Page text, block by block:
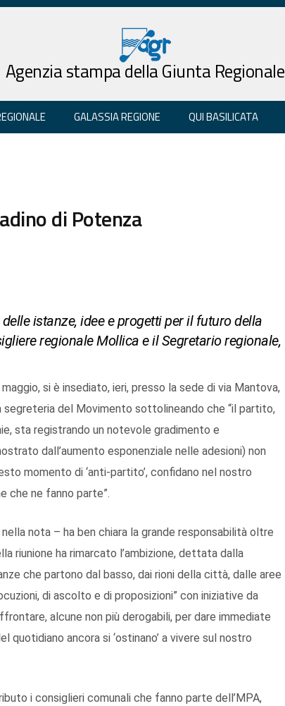
Agenzia stampa della Giunta Regionale
GALASSIA REGIONE QUI BASILICATA
di Potenza
istanze, idee e progetti per il futuro della
regionale Mollica e il Segretario regionale,
si è insediato, ieri, presso la sede di via Mantova,
del Movimento sottolineando che “il partito,
sta registrando un notevole gradimento e
dall’aumento esponenziale nelle adesioni) non
momento di ‘anti-partito’, confidano nel nostro
che ne fanno parte”.
nota – ha ben chiara la grande responsabilità oltre
riunione ha rimarcato l’ambizione, dettata dalla
che partono dal basso, dai rioni della città, dalle aree
di ascolto e di proposizioni” con iniziative da
alcune non più derogabili, per dare immediate
ancora si ‘ostinano’ a vivere sul nostro
i consiglieri comunali che fanno parte dell’MPA,